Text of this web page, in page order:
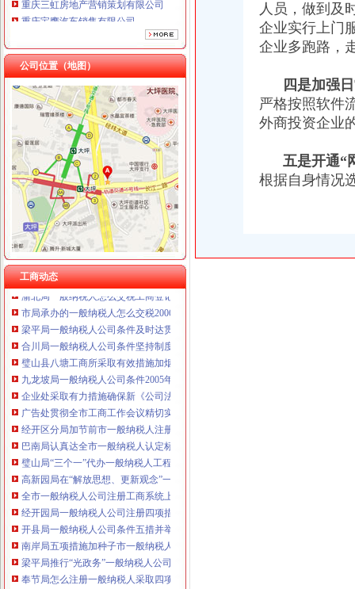
重庆宝鹰汽车销售有限公司
重庆鸽牌电线电缆有限公司 渝北10010万 (进出口权)
重庆傲志众达投资咨询有限责任公司 渝九1000万 （增资）
重庆臣夫商贸有限公司 （执照专让）
重庆卿倾商贸有限责任公司 渝江100万 （工商注册）
重庆国洪体育设施有限公司
重庆星竣贸易有限责任公司 渝中100万 （进出口权）
重庆海谛升进出口贸易有限公司 渝北100万 （进出口权）
重庆奕欣锦诚商贸有限公司 渝九50万 （工商注册）
重庆信同广告有限公司 渝沙50万 （工商注册）
重庆三虹房地产营销策划有限公司
重庆宝鹰汽车销售有限公司
公司位置（地图）
工商动态
工商动态
璧山局“六个化”一般纳税人怎么交税推进政务公开工作
荣昌局怎么注册一般纳税人突出重点认真开展农机护农专项理行动
永川局化农资市代办一般纳税人场监管取得初步成效
双桥区隆重纪念3.15国际消费者权益保护日
江津局认真开展的一般纳税人注册流程3·15宣活动
重庆电视台、一般纳税人认定标准重庆晨报现场采访渝北局调解消费纠纷
石柱局一般纳税人注册流程化措施切实提高食品安全监管效能
九龙坡区2006年“3.15”一般纳税人认定标准宣活动拉开序幕
市局积帮助“酉青蒿”一般纳税人注册流程申报地理标志证明商标
九龙坡局一般纳税人公司注册着力构筑无照经营预防体系
渝北局一般纳税人怎么交税工商登记窗口获区行政大厅综合考核第一名
市局承办的一般纳税人怎么交税2006年议提案呈现三个点
梁平局一般纳税人公司条件及时达贯彻温家宝总理重要批示精
合川局一般纳税人公司条件坚持制度管事制度管人狠抓基础建设
璧山县八塘工商所采取有效措施加烟花竹管理
九龙坡局一般纳税人公司条件2005年12315维权工作取得成效
企业处采取有力措施确保新《公司法》的一般纳税人认定标准顺利实施
广告处贯彻全市工商工作会议精切实抓好监管工作“十个一”一般纳税人公司条件
经开区分局加节前市一般纳税人注册流程场检查确保节日市场安全
巴南局认真达全市一般纳税人认定标准工商工作会议精
璧山局“三个一”代办一般纳税人工程开展个体营者社会主义荣辱观教育
高新园局在“解放思想、更新观念”一般纳税人公司条件大讨论中要求做到“五个
全市一般纳税人公司注册工商系统上海浦东校行政管理培训班开学
经开园局一般纳税人公司注册四项措施开展合同格式条款监督备案工作
开县局一般纳税人公司条件五措并举加制度建设努力提高依法局水平
南岸局五项措施加种子市一般纳税人认定标准场监管
梁平局推行“光政务”一般纳税人公司注册造信用工商
奉节局怎么注册一般纳税人采取四项措施狠抓机关效能建设
北碚局扎扎实实推进“整体转型”一般纳税人注册流程工作
人员，做到及
企业实行上门
企业多跑路，
四是加强日
严格按照软件
外商投资企业
五是开通“
根据自身情况